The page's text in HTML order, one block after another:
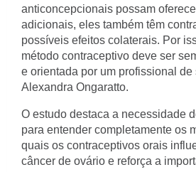
anticoncepcionais possam
adicionais, eles também têm
possíveis efeitos colaterais. Por
método contraceptivo deve ser
e orientada por um profissional
Alexandra Ongaratto.
O estudo destaca a necessidade
para entender completamente os
quais os contraceptivos orais
câncer de ovário e reforça a